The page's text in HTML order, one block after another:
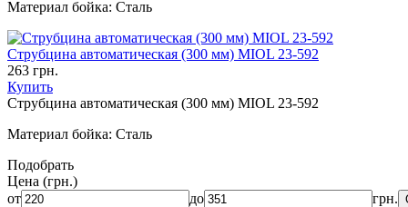
Материал бойка: Сталь
Струбцина автоматическая (300 мм) MIOL 23-592
263 грн.
Купить
Струбцина автоматическая (300 мм) MIOL 23-592
Материал бойка: Сталь
Подобрать
Цена (грн.)
от
до
грн.